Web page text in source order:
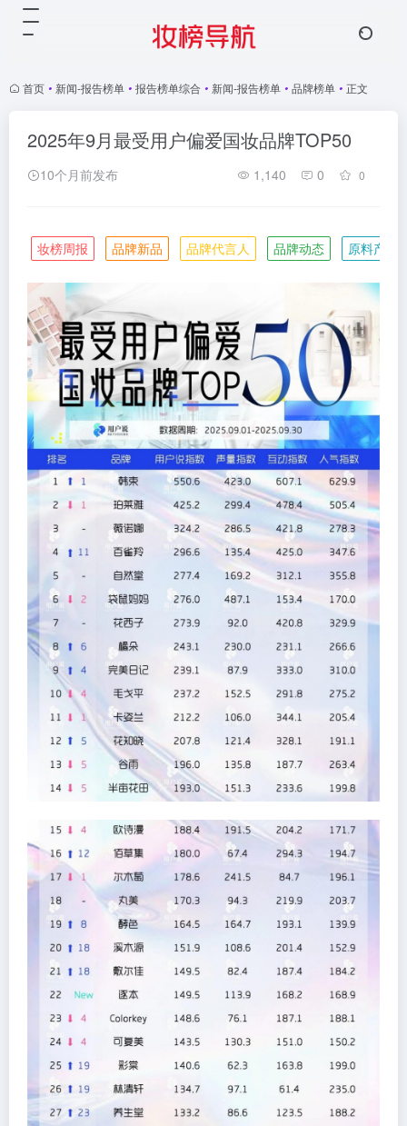
首页 • 新闻-报告榜单 • 报告榜单综合 • 新闻-报告榜单 • 品牌榜单 • 正文
2025年9月最受用户偏爱国妆品牌TOP50
10个月前发布 1,140 0 0
妆榜周报 品牌新品 品牌代言人 品牌动态 原料产业